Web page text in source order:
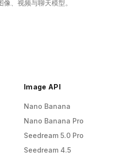
、视频与聊天模型。
Image API
Nano Banana
Nano Banana Pro
Seedream 5.0 Pro
Seedream 4.5